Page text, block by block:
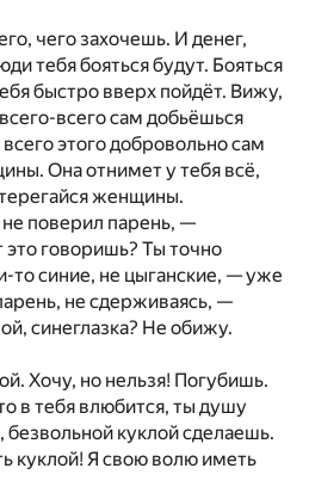
чего захочешь. И денег,
тебя бояться будут. Бояться
быстро вверх пойдёт. Вижу,
всего сам добьёшься
этого добровольно сам
Она отнимет у тебя всё,
женщины.
поверил парень, —
это говоришь? Ты точно
то синие, не цыганские, — уже
не сдерживаясь, —
синеглазка? Не обижу.
Хочу, но нельзя! Погубишь.
в тебя влюбится, ты душу
куклой сделаешь.
куклой! Я свою волю иметь